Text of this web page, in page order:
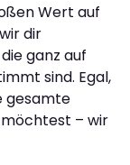
Wert auf
dir
ganz auf
sind. Egal,
gesamte
– wir